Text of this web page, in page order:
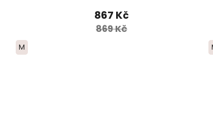
867 Kč
869 Kč
M